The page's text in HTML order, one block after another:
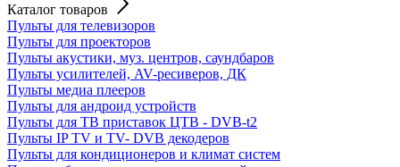
Каталог товаров
Пульты для телевизоров
Пульты для проекторов
Пульты акустики, муз. центров, саундбаров
Пульты усилителей, AV-ресиверов, ДК
Пульты медиа плееров
Пульты для андроид устройств
Пульты для ТВ приставок ЦТВ - DVB-t2
Пульты IP TV и TV- DVB декодеров
Пульты для кондиционеров и климат систем